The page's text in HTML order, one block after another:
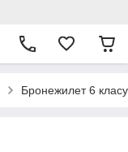
Бронежилет 6